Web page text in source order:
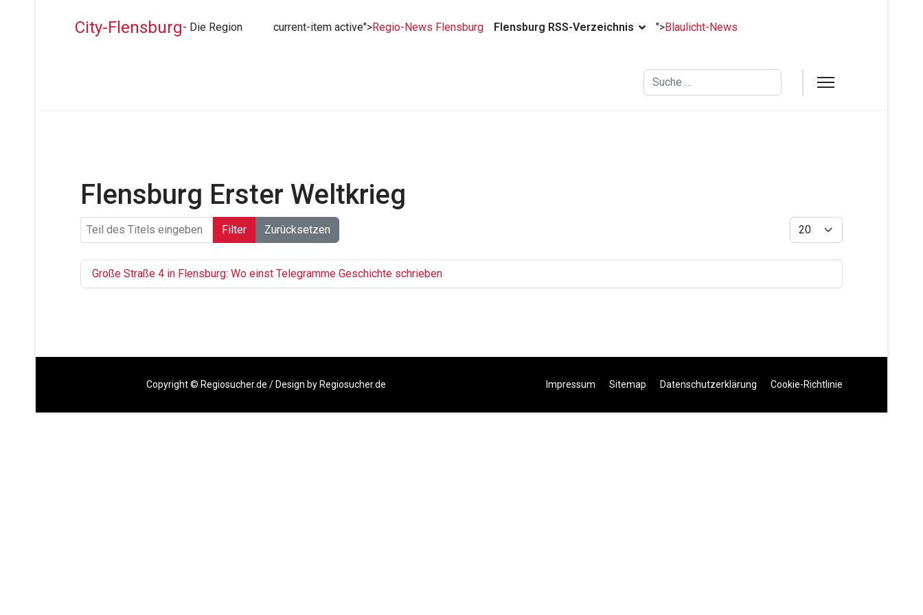
City-Flensburg- Die Region current-item active">Regio-News Flensburg Flensburg RSS-Verzeichnis ">Blaulicht-News
Suchen
Flensburg Erster Weltkrieg
Teil des Titels eingeben Filter Zurücksetzen Anzeige #
Große Straße 4 in Flensburg: Wo einst Telegramme Geschichte schrieben
Copyright © Regiosucher.de / Design by Regiosucher.de Impressum Sitemap Datenschutzerklärung Cookie-Richtlinie